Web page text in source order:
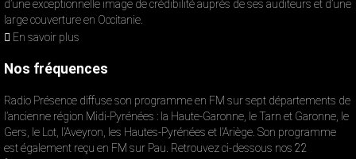
d’une exceptionnelle image de crédibilité auprès de ses auditeurs et d’une
large couverture en Occitanie.
En savoir plus
Nos fréquences
Radio Présence diffuse son programme en FM sur sept départements de
l’ancienne région Midi-Pyrénées : la Haute-Garonne, le Tarn et Garonne, le
Gers, le Lot, l’Aveyron, les Hautes-Pyrénées et l’Ariège. Son programme
est également reçu en FM sur Pau. Retrouvez ci-dessous nos 22